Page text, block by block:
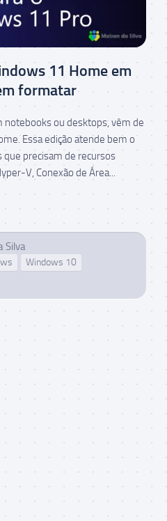
11 Home em
formatar
notebooks ou desktops, vêm de
Essa edição atende bem o
precisam de recursos
V, Conexão de Área...
Silva
Windows 10